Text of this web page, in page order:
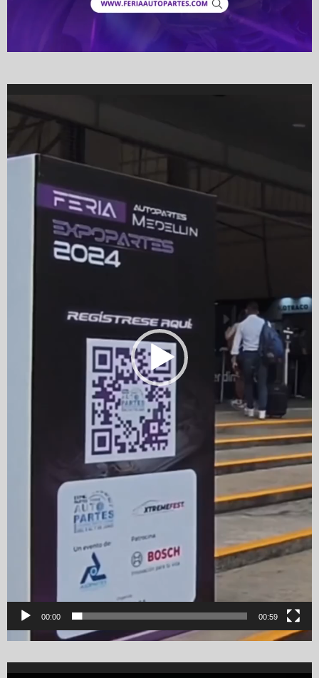
Player
00:00 00:59
Video